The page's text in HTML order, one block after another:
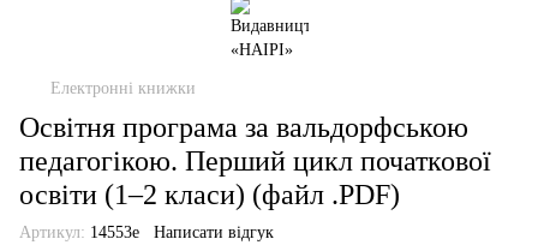
Електронні книжки
Освітня програма за вальдорфською
педагогікою. Перший цикл початкової
освіти (1–2 класи) (файл .PDF)
Артикул: 14553е Написати відгук